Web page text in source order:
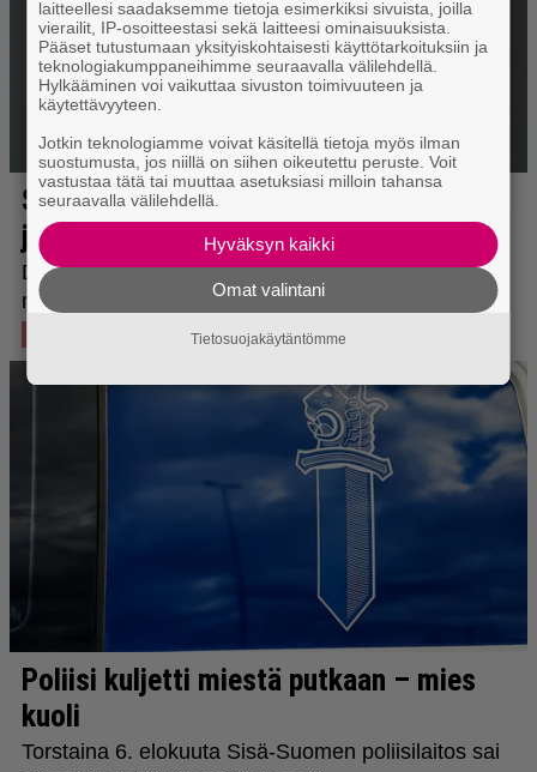
laitteellesi saadaksemme tietoja esimerkiksi sivuista, joilla
vierailit, IP-osoitteestasi sekä laitteesi ominaisuuksista.
Pääset tutustumaan yksityiskohtaisesti käyttötarkoituksiin ja
teknologiakumppaneihimme seuraavalla välilehdellä.
Hylkääminen voi vaikuttaa sivuston toimivuuteen ja
käytettävyyteen.
Jotkin teknologiamme voivat käsitellä tietoja myös ilman
suostumusta, jos niillä on siihen oikeutettu peruste. Voit
vastustaa tätä tai muuttaa asetuksiasi milloin tahansa
seuraavalla välilehdellä.
Hyväksyn kaikki
Omat valintani
Tietosuojakäytäntömme